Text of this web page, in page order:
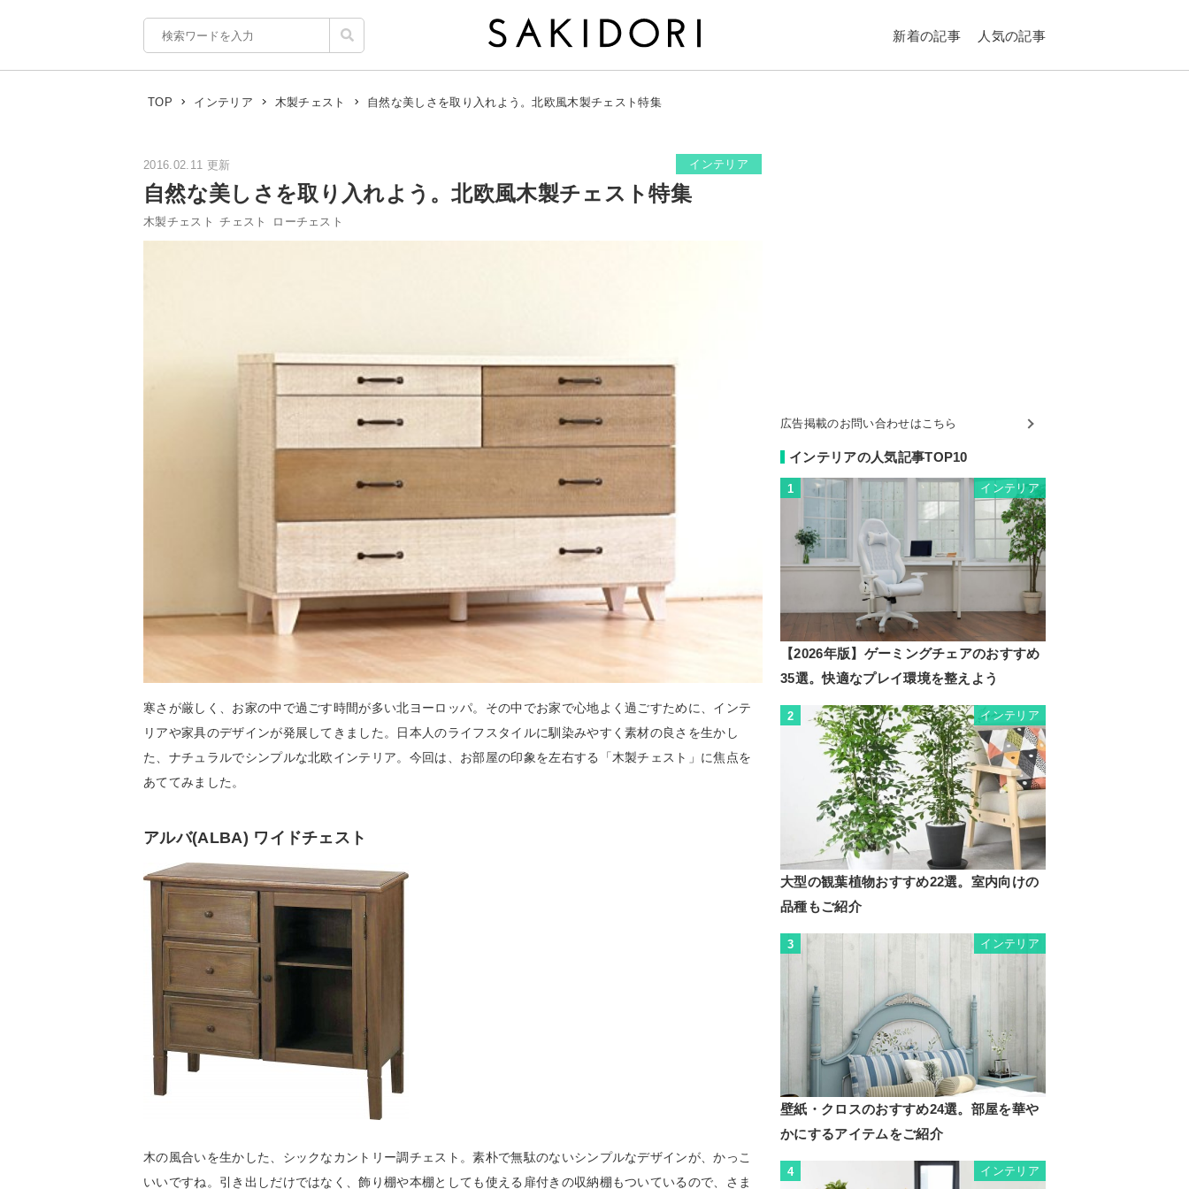
新着の記事 人気の記事
TOP インテリア 木製チェスト 自然な美しさを取り入れよう。北欧風木製チェスト特集
2016.02.11 更新 インテリア
自然な美しさを取り入れよう。北欧風木製チェスト特集
木製チェスト チェスト ローチェスト
寒さが厳しく、お家の中で過ごす時間が多い北ヨーロッパ。その中でお家で心地よく過ごすために、インテ
リアや家具のデザインが発展してきました。日本人のライフスタイルに馴染みやすく素材の良さを生かし
た、ナチュラルでシンプルな北欧インテリア。今回は、お部屋の印象を左右する「木製チェスト」に焦点を
あててみました。
アルバ(ALBA) ワイドチェスト
木の風合いを生かした、シックなカントリー調チェスト。素朴で無駄のないシンプルなデザインが、かっこ
いいですね。引き出しだけではなく、飾り棚や本棚としても使える扉付きの収納棚もついているので、さま
広告掲載のお問い合わせはこちら
インテリアの人気記事TOP10
1 インテリア
【2026年版】ゲーミングチェアのおすすめ
35選。快適なプレイ環境を整えよう
2 インテリア
大型の観葉植物おすすめ22選。室内向けの
品種もご紹介
3 インテリア
壁紙・クロスのおすすめ24選。部屋を華や
かにするアイテムをご紹介
4 インテリア